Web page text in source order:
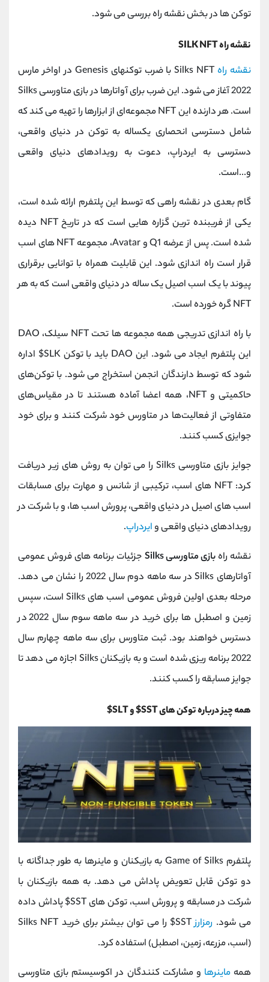
توکن ها در بخش نقشه راه بررسی می شود.
نقشه راه SILK NFT
نقشه راه
Silks NFT با ضرب توکنهای Genesis در اواخر مارس
2022 آغاز می شود. این ضرب برای آواتارها در بازی متاورسی Silks
است. هر دارنده این NFT مجموعه‌ای از ابزارها را تهیه می کند که
شامل دسترسی انحصاری یکساله به توکن در دنیای واقعی،
دسترسی به ایردراپ، دعوت به رویدادهای دنیای واقعی
و...است.
گام بعدی در نقشه راهی که توسط این پلتفرم ارائه شده است،
یکی از فریبنده ترین گزاره هایی است که در تاریخ NFT دیده
شده است. پس از عرضه Q1 و Avatar، مجموعه NFT های اسب
قرار است راه اندازی شود. این قابلیت همراه با توانایی برقراری
پیوند با یک اسب اصیل یک ساله در دنیای واقعی است که به هر
NFT گره خورده است.
با راه اندازی تدریجی همه مجموعه ها تحت NFT سیلک، DAO
این پلتفرم ایجاد می شود. این DAO باید با توکن SLK$ اداره
شود که توسط دارندگان انجمن استخراج می شود. با توکن‌های
حاکمیتی و NFT، همه اعضا آماده هستند تا در مقیاس‌های
متفاوتی از فعالیت‌ها در متاورس خود شرکت کنند و برای خود
جوایزی کسب کنند.
جوایز بازی متاورسی Silks را می توان به روش های زیر دریافت
کرد: NFT های اسب، ترکیبی از شانس و مهارت برای مسابقات
اسب های اصیل در دنیای واقعی، پرورش اسب ها، و با شرکت در
رویدادهای دنیای واقعی وایردراپ.
نقشه راهبازی متاورسی Silks
جزئیات برنامه های فروش عمومی
آواتارهای Silks در سه ماهه دوم سال 2022 را نشان می دهد.
مرحله بعدی اولین فروش عمومی اسب های Silks است، سپس
زمین و اصطبل ها برای خرید در سه ماهه سوم سال 2022 در
دسترس خواهند بود. ثبت متاورس برای سه ماهه چهارم سال
2022 برنامه ریزی شده است و به بازیکنان Silks اجازه می دهد تا
جوایز مسابقه را کسب کنند.
همه چیز درباره توکن های SST$ و SLT$
پلتفرم Game of Silks به بازیکنان و ماینرها به طور جداگانه با
دو توکن قابل تعویض پاداش می دهد. به همه بازیکنان با
شرکت در مسابقه و پرورش اسب، توکن های SST$ پاداش داده
می شود. رمزارز
SST$ را می توان بیشتر برای خرید Silks NFT
(اسب، مزرعه، زمین، اصطبل) استفاده کرد.
همهماینرها و مشارکت کنندگان در اکوسیستم بازی متاورسی